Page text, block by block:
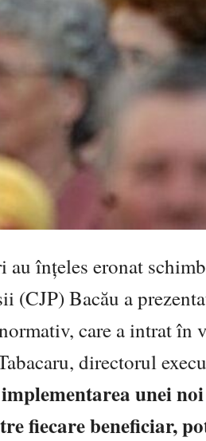
înțeles eronat
(CJP) Bacău a
care a intrat în
directorul
unei
fiecare beneficiar,